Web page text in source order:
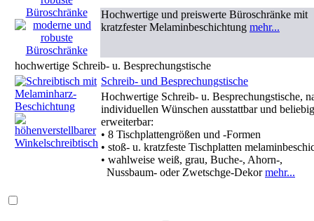
Hochwertige und preiswerte Büroschränke mit
kratzfester Melaminbeschichtung mehr...
hochwertige Schreib- u. Besprechungstische
Schreib- und Besprechungstische
Hochwertige Schreib- u. Besprechungstische,
individuellen Wünschen ausstattbar und beliebig
erweiterbar:
• 8 Tischplattengrößen und -Formen
• stoß- u. kratzfeste Tischplatten
• wahlweise weiß, grau, Buche-, Ahorn-,
Nussbaum- oder Zwetschge-Dekormehr...